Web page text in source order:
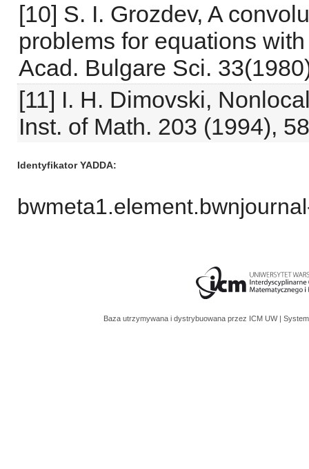
[10] S. I. Grozdev, A
problems for equations
Acad. Bulgare Sci.
[11] I. H. Dimovski,
Inst. of Math. 203 (1994),
Identyfikator YADDA
Baza utrzymywana i dystrybuowana przez ICM UW |